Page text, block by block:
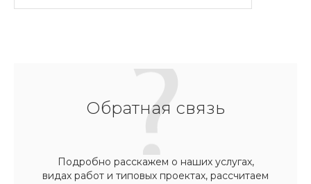
Обратная связь
Подробно расскажем о наших услугах,
видах работ и типовых проектах, рассчитаем